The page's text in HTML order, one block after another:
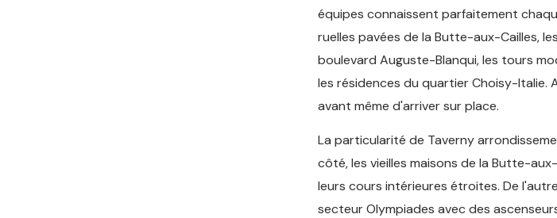
équipes connaissent parfaitement
ruelles pavées de la Butte-aux-Cailles,
boulevard Auguste-Blanqui, les tours
les résidences du quartier Choisy-Italie.
avant même d'arriver sur place.
La particularité de Taverny
côté, les vieilles maisons de la Butte-
leurs cours intérieures étroites. De
secteur Olympiades avec des